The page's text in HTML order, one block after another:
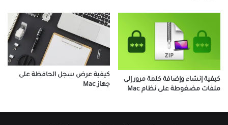
كيفية إنشاء وإضافة كلمة مرور إلى
ملفات مضغوطة على نظام Mac
كيفية عرض سجل الحافظة على
جهاز Mac